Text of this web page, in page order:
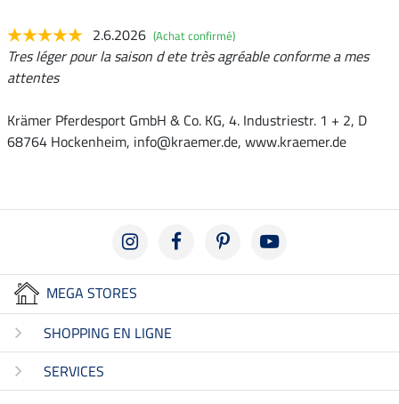
2.6.2026 (Achat confirmé)
Tres léger pour la saison d ete très agréable conforme a mes
attentes
Krämer Pferdesport GmbH & Co. KG, 4. Industriestr. 1 + 2, D
68764 Hockenheim, info@kraemer.de, www.kraemer.de
MEGA STORES
SHOPPING EN LIGNE
SERVICES